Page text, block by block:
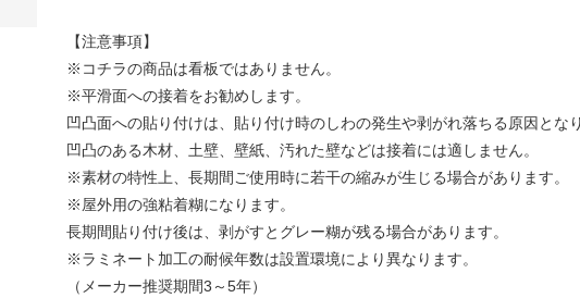
【注意事項】
※コチラの商品は看板ではありません。
※平滑面への接着をお勧めします。
凹凸面への貼り付けは、貼り付け時のしわの発生や剥がれ落ちる原因とな
凹凸のある木材、土壁、壁紙、汚れた壁などは接着には適しません。
※素材の特性上、長期間ご使用時に若干の縮みが生じる場合があります。
※屋外用の強粘着糊になります。
長期間貼り付け後は、剥がすとグレー糊が残る場合があります。
※ラミネート加工の耐候年数は設置環境により異なります。
（メーカー推奨期間3～5年）